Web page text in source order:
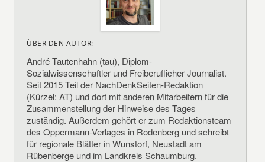
ÜBER DEN AUTOR:
André Tautenhahn (tau), Diplom-
Sozialwissenschaftler und Freiberuflicher Journalist.
Seit 2015 Teil der NachDenkSeiten-Redaktion
(Kürzel: AT) und dort mit anderen Mitarbeitern für die
Zusammenstellung der Hinweise des Tages
zuständig. Außerdem gehört er zum Redaktionsteam
des Oppermann-Verlages in Rodenberg und schreibt
für regionale Blätter in Wunstorf, Neustadt am
Rübenberge und im Landkreis Schaumburg.